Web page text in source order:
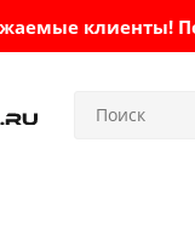
клиенты!